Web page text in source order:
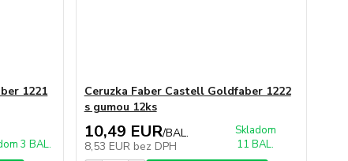
1221
3 BAL.
Ceruzka Faber Castell Goldfaber 1222
s gumou 12ks
10,49 EUR/BAL.
8,53 EUR bez DPH
Skladom
11 BAL.